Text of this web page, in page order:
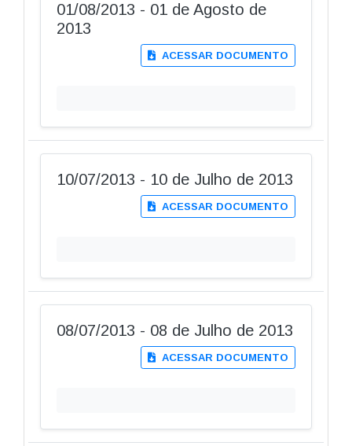
01/08/2013 - 01 de Agosto de
2013
ACESSAR DOCUMENTO
10/07/2013 - 10 de Julho de 2013
ACESSAR DOCUMENTO
08/07/2013 - 08 de Julho de 2013
ACESSAR DOCUMENTO